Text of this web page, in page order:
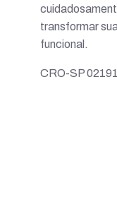
transformar
funcional.
CRO-SP